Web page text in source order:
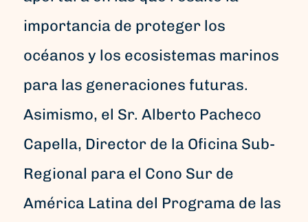
importancia de proteger los
océanos y los ecosistemas marinos
para las generaciones futuras.
Asimismo, el Sr. Alberto Pacheco
Capella, Director de la Oficina Sub-
Regional para el Cono Sur de
América Latina del Programa de las